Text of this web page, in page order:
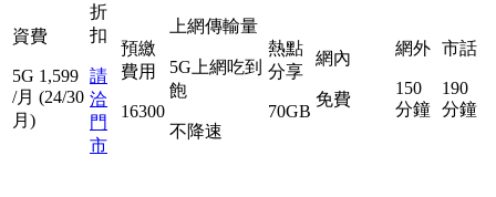
資費
5G 1,599
/月 (24/30
月)
折
扣
請
洽
門
市
預繳
費用
16300
上網傳輸量
5G上網吃到
飽
不降速
熱點
分享
70GB
網內
免費
網外
150
分鐘
市話
190
分鐘